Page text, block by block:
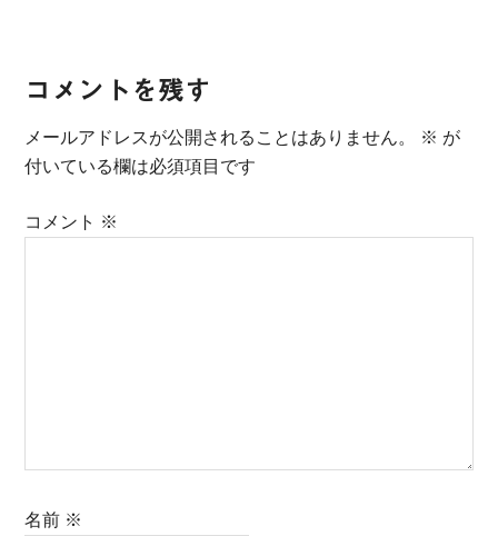
Reader
Interactions
コメントを残す
メールアドレスが公開されることはありません。 ※ が
付いている欄は必須項目です
コメント ※
名前 ※